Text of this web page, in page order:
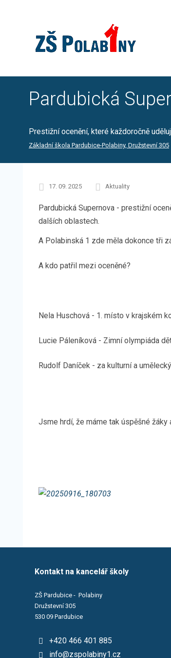
Pardubická
Prestižní ocenění, které každoročně
Základní škola Pardubice-Polabiny, Družstevní 305
17. 09. 2025 Aktuality
Pardubická Supernova - prestižní
dalších oblastech.
A Polabinská 1 zde měla dokonce tři
A kdo patřil mezi oceněné?
Nela Huschová - 1. místo v krajském
Lucie Páleníková - Zimní olympiáda
Rudolf Daníček - za kulturní a
Jsme hrdí, že máme tak úspěšné žáky
Kontakt na kancelář školy
ZŠ Pardubice - Polabiny
Družstevní 305
530 09 Pardubice
+420 466 401 885
info@zspolabiny1.cz